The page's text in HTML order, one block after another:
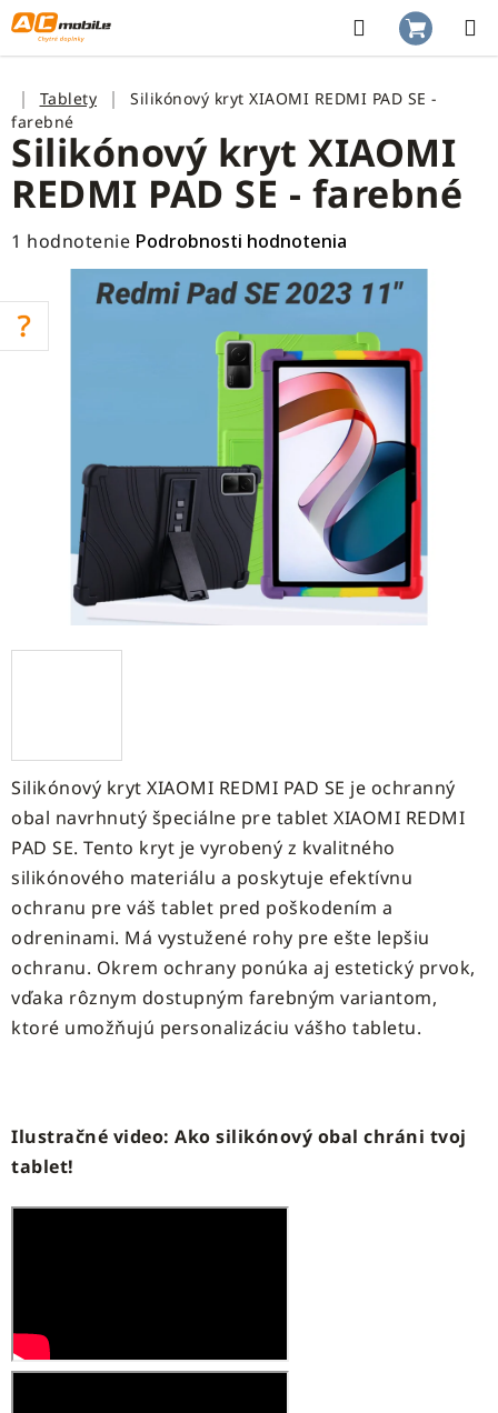
Prejsť
na
obsah
Hľadať
KOŠÍK
DomovTablety
Silikónový kryt XIAOMI REDMI PAD SE -
farebné
Silikónový kryt XIAOMI REDMI PAD SE je ochranný
obal navrhnutý špeciálne pre tablet XIAOMI REDMI
PAD SE. Tento kryt je vyrobený z kvalitného
silikónového materiálu a poskytuje efektívnu
ochranu pre váš tablet pred poškodením a
odreninami. Má vystužené rohy pre ešte lepšiu
ochranu. Okrem ochrany ponúka aj estetický prvok,
vďaka rôznym dostupným farebným variantom,
ktoré umožňujú personalizáciu vášho tabletu.
Ilustračné video: Ako silikónový obal chráni tvoj
tablet!
Silikónový kryt XIAOMI
REDMI PAD SE - farebné
Priemerné
hodnotenie
produktu
je
5,0
1 hodnotenie Podrobnosti hodnotenia